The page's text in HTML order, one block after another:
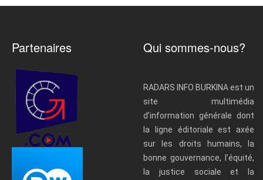
Partenaires Qui sommes-nous?
RADARS INFO BURKINA est un
site multimédia
d’information générale dont
la ligne éditoriale est axée
sur les droits humains, la
bonne gouvernance, l’équité,
la justice sociale et la